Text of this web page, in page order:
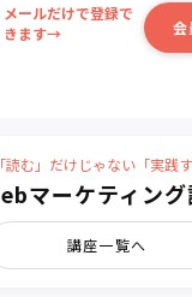
メールだけで登録で
きます→
会
「読む」だけじゃない「実践す
マーケティン
講座一覧へ